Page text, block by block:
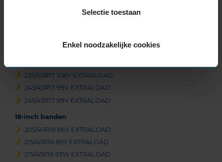
Selectie toestaan
Enkel noodzakelijke cookies
225/60R17 103V EXTRALOAD
235/65R17 108V EXTRALOAD
245/45R17 99V EXTRALOAD
245/45R17 99V EXTRALOAD
18-inch banden
205/40R18 86V EXTRALOAD
215/40R18 89Y EXTRALOAD
215/45R18 93W EXTRALOAD